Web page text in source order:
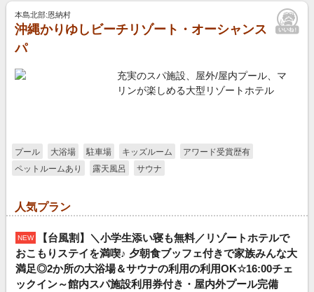
本島北部:恩納村
沖縄かりゆしビーチリゾート・オーシャンス
パ
充実のスパ施設、屋外/屋内プール、マ
リンが楽しめる大型リゾートホテル
プール 大浴場 駐車場 キッズルーム
アワード受賞歴有
ペットルームあり
露天風呂 サウナ
人気プラン
NEW
【台風割】＼小学生添い寝も無料／リゾートホテルで
おこもりステイを満喫♪ 夕朝食ブッフェ付きで家族みんな大
満足◎2か所の大浴場＆サウナの利用の利用OK☆16:00チェ
ックイン～館内スパ施設利用券付き・屋内外プール完備